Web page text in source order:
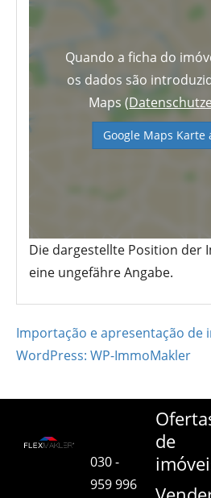
Quando a ficha do
os dados são
Maps (
Google Maps Karte
Die dargestellte Position der
eine ungefähre Angabe.
Importação e apresentação de
WordPress: WP-ImmoMakler
030 -
959 996
de